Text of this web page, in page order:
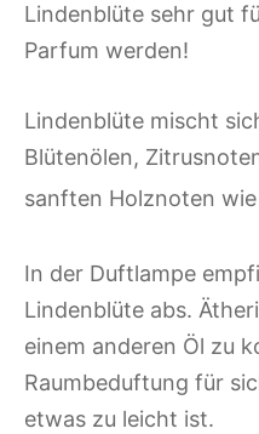
Lindenblüte sehr gut
Parfum werden!
Lindenblüte mischt
Blütenölen,
sanften Holznoten wie
In der Duftlampe
Lindenblüte abs.
einem anderen Öl zu
Raumbeduftung für
etwas zu leicht ist.